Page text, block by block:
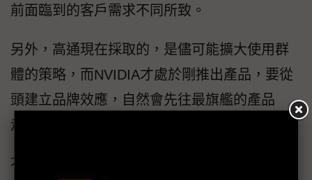
前面臨到的客戶需求不同所致。
另外，高通現在採取的，是儘可能擴大使用群
體的策略，而NVIDIA才處於剛推出產品，要從
頭建立品牌效應，自然會先往最旗艦的產品
走。
不過熟悉PC業界人士表示，NVIDIA的宣傳和產